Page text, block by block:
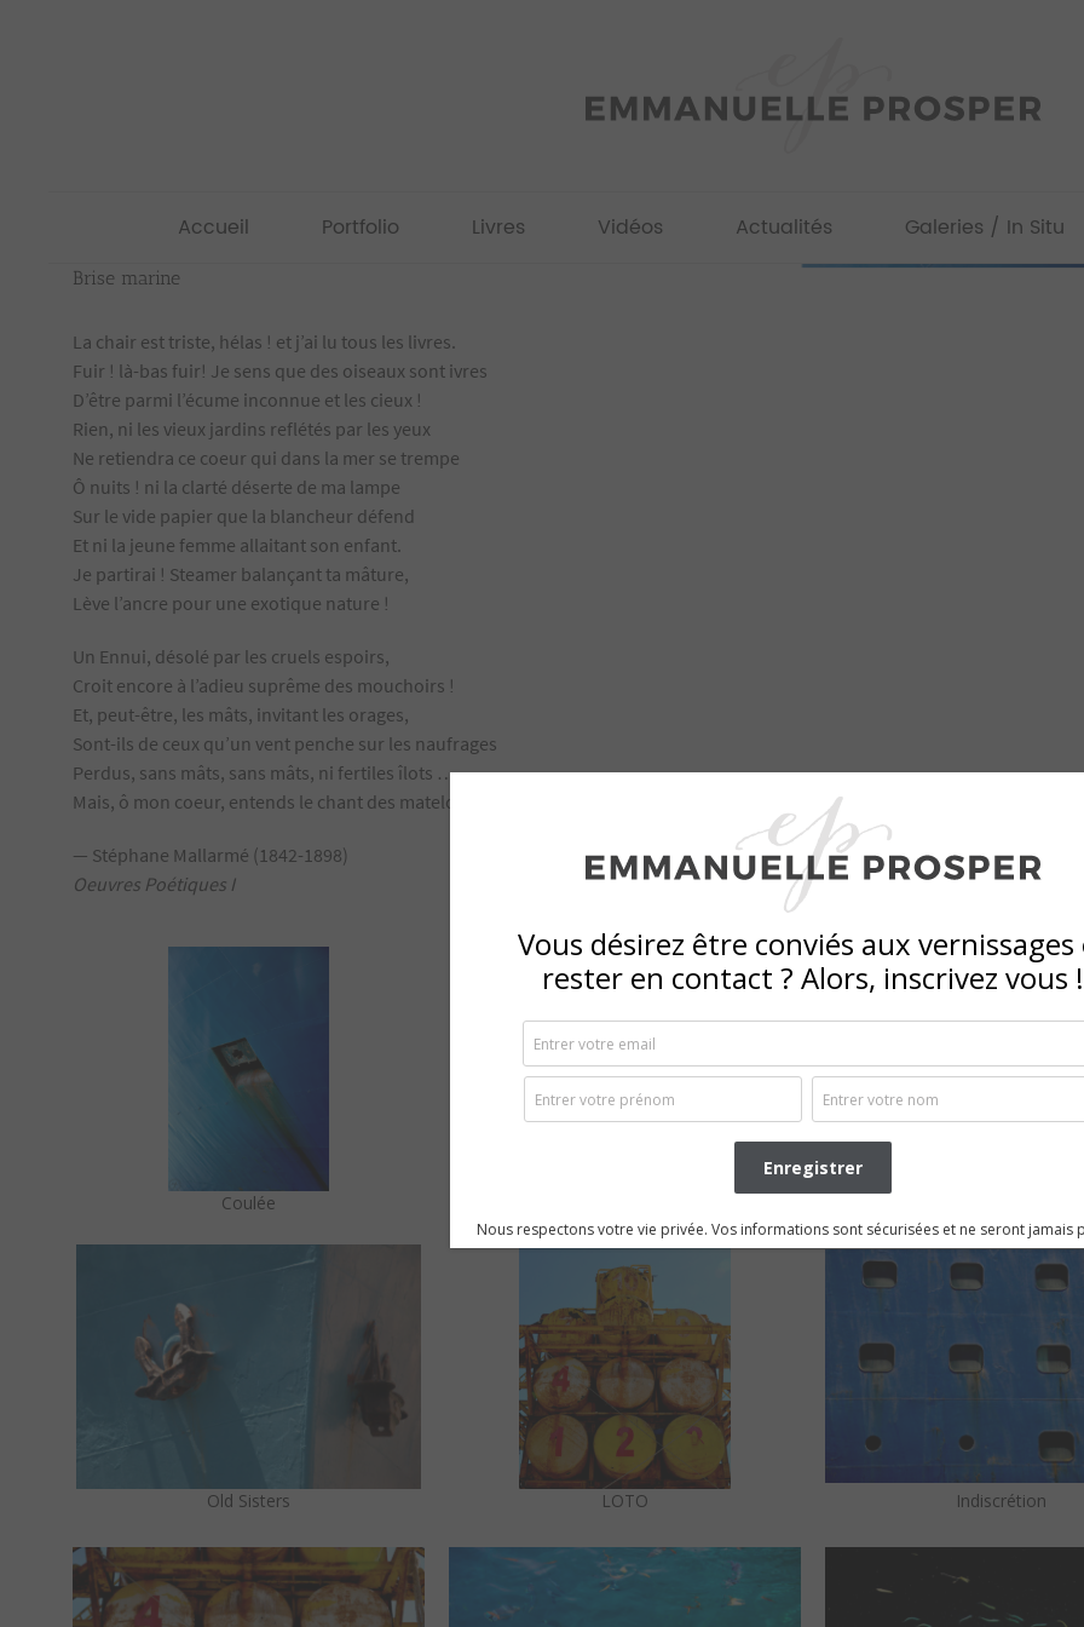
Accueil Portfolio Livres Vidéos Actualités Galeries / In Situ
Brise marine
La chair est triste, hélas ! et j’ai lu tous les livres.
Fuir ! là-bas fuir! Je sens que des oiseaux sont ivres
D’être parmi l’écume inconnue et les cieux !
Rien, ni les vieux jardins reflétés par les yeux
Ne retiendra ce coeur qui dans la mer se trempe
Ô nuits ! ni la clarté déserte de ma lampe
Sur le vide papier que la blancheur défend
Et ni la jeune femme allaitant son enfant.
Je partirai ! Steamer balançant ta mâture,
Lève l’ancre pour une exotique nature !
Un Ennui, désolé par les cruels espoirs,
Croit encore à l’adieu suprême des mouchoirs !
Et, peut-être, les mâts, invitant les orages,
Sont-ils de ceux qu’un vent penche sur les naufrages
Perdus, sans mâts, sans mâts, ni fertiles îlots …
Mais, ô mon coeur, entends le chant des matelots !
— Stéphane Mallarmé (1842-1898)
Oeuvres Poétiques I
Coulée
Old Sisters LOTO Indiscrétion
Vous désirez être conviés aux vernissages
rester en contact ? Alors, inscrivez vous !
Nous respectons votre vie privée. Vos informations sont sécurisées et ne seront jamais